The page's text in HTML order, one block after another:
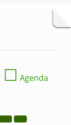
☐ Agenda